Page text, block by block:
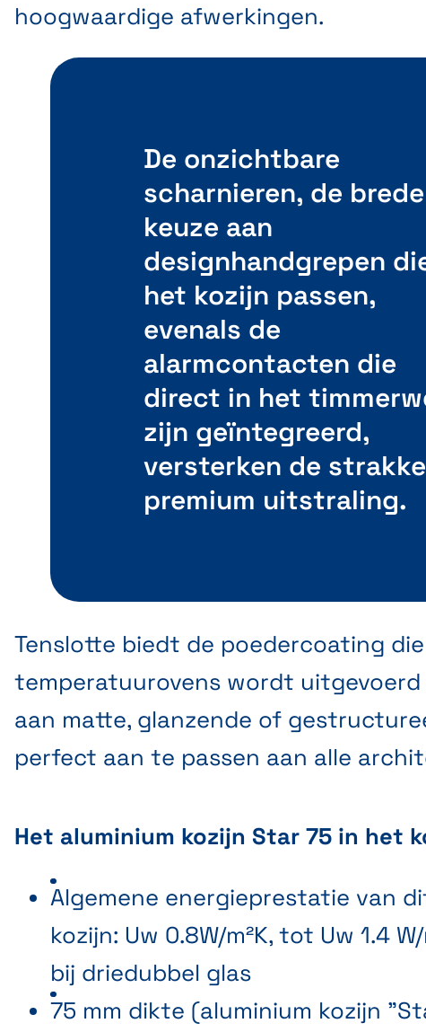
hoogwaardige afwerkingen.
De onzichtbare
scharnieren, de brede
keuze aan
designhandgrepen
het kozijn passen,
evenals de
alarmcontacten die
direct in het
zijn geïntegreerd,
versterken de
premium uitstraling.
Tenslotte biedt de poedercoating
temperatuurovens wordt uitgevoerd
aan matte, glanzende of
perfect aan te passen aan alle
Het aluminium kozijn Star 75 in het
Algemene energieprestatie van
kozijn: Uw 0.8W/m²K, tot Uw 1.4 W/
bij driedubbel glas
75 mm dikte (aluminium kozijn